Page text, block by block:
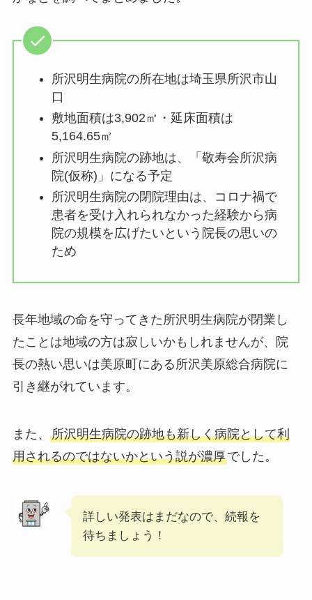
所沢明生病院の所在地は埼玉県所沢市山
口
敷地面積は3,902㎡・延床面積は
5,164.65㎡
所沢明生病院の跡地は、「敬寿会所沢病
院(仮称)」になる予定
所沢明生病院の閉院理由は、コロナ禍で
患者を受け入れられなかった経験から病
院の規模を広げたいという院長の思いの
ため
長年地域の命を守ってきた所沢明生病院が閉業し
たことは地域の方は寂しいかもしれませんが、院
長の熱い思いは美原町にある所沢美原総合病院に
引き継がれています。
また、 所沢明生病院の跡地も新しく病院として利
用されるのではないかという説が濃厚でした。
詳しい発表はまだなので、続報を
待ちましょう！